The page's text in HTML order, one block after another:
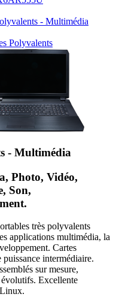
Polyvalents
- Multimédia
Photo, Vidéo,
Son,
très polyvalents
applications multimédia, la
Cartes
puissance intermédiaire.
sur mesure,
Excellente